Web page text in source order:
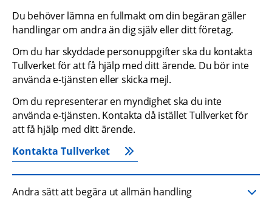
Du behöver lämna en fullmakt om din begäran gäller
handlingar om andra än dig själv eller ditt företag.
Om du har skyddade personuppgifter ska du kontakta
Tullverket för att få hjälp med ditt ärende. Du bör inte
använda e-tjänsten eller skicka mejl.
Om du representerar en myndighet ska du inte
använda e-tjänsten. Kontakta då istället Tullverket för
att få hjälp med ditt ärende.
Kontakta Tullverket
Andra sätt att begära ut allmän handling